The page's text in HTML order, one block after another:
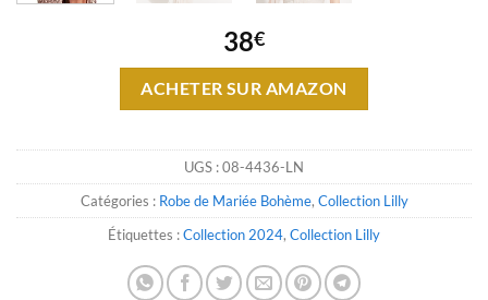
38€
ACHETER SUR AMAZON
UGS :08-4436-LN
Catégories : Robe de Mariée Bohème, Collection Lilly
Étiquettes :Collection 2024, Collection Lilly